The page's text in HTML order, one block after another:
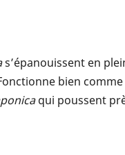
s’épanouissent en
bien
qui poussent